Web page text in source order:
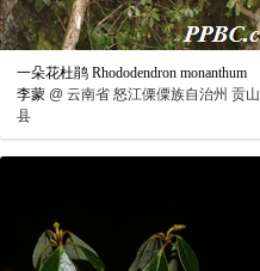
一朵花杜鹃 Rhododendron monanthum
李蒙 @ 云南省 怒江傈僳族自治州 贡山
县